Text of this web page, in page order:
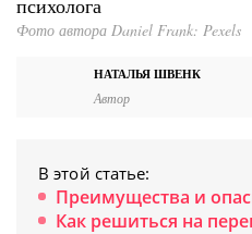
Фото автора Daniel Frank: Pexels
НАТАЛЬЯ ШВЕНК
Автор
В этой статье:
Преимущества и
Как решиться на